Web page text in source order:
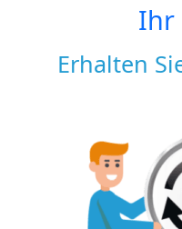
Ihr
Erhalten